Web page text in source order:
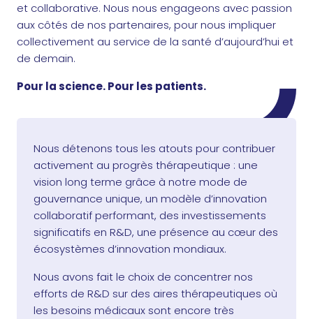
et collaborative. Nous nous engageons avec passion
aux côtés de nos partenaires, pour nous impliquer
collectivement au service de la santé d’aujourd’hui et
de demain.
Pour la science. Pour les patients.
Nous détenons tous les atouts pour contribuer
activement au progrès thérapeutique : une
vision long terme grâce à notre mode de
gouvernance unique, un modèle d’innovation
collaboratif performant, des investissements
significatifs en R&D, une présence au cœur des
écosystèmes d’innovation mondiaux.
Nous avons fait le choix de concentrer nos
efforts de R&D sur des aires thérapeutiques où
les besoins médicaux sont encore très